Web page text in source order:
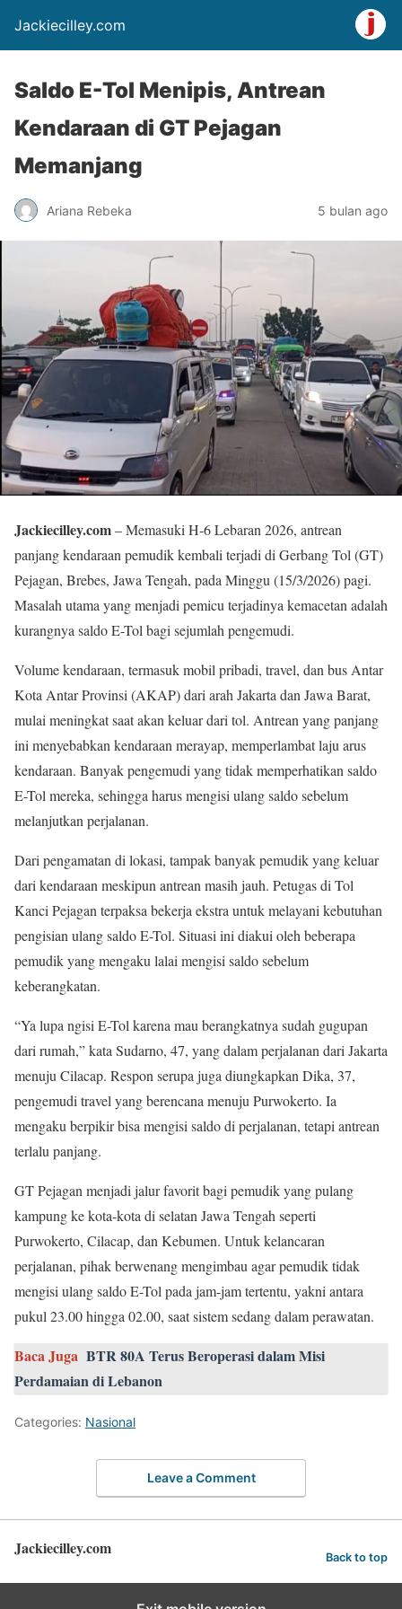
Jackiecilley.com
Saldo E-Tol Menipis, Antrean
Kendaraan di GT Pejagan
Memanjang
Ariana Rebeka 5 bulan ago
Jackiecilley.com– Memasuki H-6 Lebaran 2026, antrean
panjang kendaraan pemudik kembali terjadi di Gerbang Tol (GT)
Pejagan, Brebes, Jawa Tengah, pada Minggu (15/3/2026) pagi.
Masalah utama yang menjadi pemicu terjadinya kemacetan adalah
kurangnya saldo E-Tol bagi sejumlah pengemudi.
Volume kendaraan, termasuk mobil pribadi, travel, dan bus Antar
Kota Antar Provinsi (AKAP) dari arah Jakarta dan Jawa Barat,
mulai meningkat saat akan keluar dari tol. Antrean yang panjang
ini menyebabkan kendaraan merayap, memperlambat laju arus
kendaraan. Banyak pengemudi yang tidak memperhatikan saldo
E-Tol mereka, sehingga harus mengisi ulang saldo sebelum
melanjutkan perjalanan.
Dari pengamatan di lokasi, tampak banyak pemudik yang keluar
dari kendaraan meskipun antrean masih jauh. Petugas di Tol
Kanci Pejagan terpaksa bekerja ekstra untuk melayani kebutuhan
pengisian ulang saldo E-Tol. Situasi ini diakui oleh beberapa
pemudik yang mengaku lalai mengisi saldo sebelum
keberangkatan.
“Ya lupa ngisi E-Tol karena mau berangkatnya sudah gugupan
dari rumah,” kata Sudarno, 47, yang dalam perjalanan dari Jakarta
menuju Cilacap. Respon serupa juga diungkapkan Dika, 37,
pengemudi travel yang berencana menuju Purwokerto. Ia
mengaku berpikir bisa mengisi saldo di perjalanan, tetapi antrean
terlalu panjang.
GT Pejagan menjadi jalur favorit bagi pemudik yang pulang
kampung ke kota-kota di selatan Jawa Tengah seperti
Purwokerto, Cilacap, dan Kebumen. Untuk kelancaran
perjalanan, pihak berwenang mengimbau agar pemudik tidak
mengisi ulang saldo E-Tol pada jam-jam tertentu, yakni antara
pukul 23.00 hingga 02.00, saat sistem sedang dalam perawatan.
Baca Juga BTR 80A Terus Beroperasi dalam Misi
Perdamaian di Lebanon
Categories: Nasional
Leave a Comment
Jackiecilley.com Back to top